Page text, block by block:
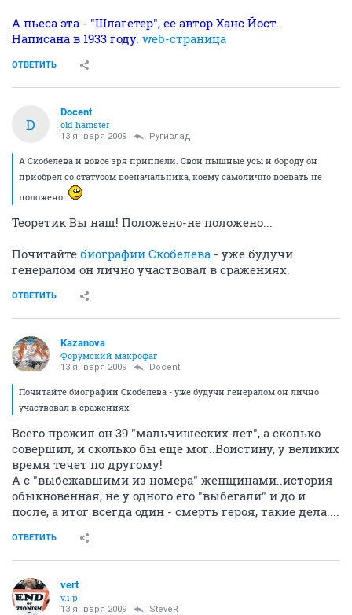
А пьеса эта - "Шлагетер", ее автор Ханс Йост.
Написана в 1933 году. web-страница
ОТВЕТИТЬ
D
Docent
old hamster
13 января 2009 Ругивлад
А Скобелева и вовсе зря приплели. Свои пышные усы и бороду он
приобрел со статусом военачальника, коему самолично воевать не
положено.
Теоретик Вы наш! Положено-не положено...
Почитайте биографии Скобелева - уже будучи
генералом он лично участвовал в сражениях.
ОТВЕТИТЬ
Kazanova
Форумский макрофаг
13 января 2009 Docent
Почитайте биографии Скобелева - уже будучи генералом он лично
участвовал в сражениях.
Всего прожил он 39 "мальчишеских лет", а сколько
совершил, и сколько бы ещё мог..Воистину, у великих
время течет по другому!
А с "выбежавшими из номера" женщинами..история
обыкновенная, не у одного его "выбегали" и до и
после, а итог всегда один - смерть героя, такие дела....
ОТВЕТИТЬ
vert
v.i.p.
13 января 2009 SteveR